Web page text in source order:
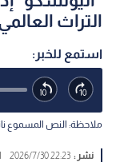
التراث
استمع للخبر:
ملاحظة: النص المسموع
نشر :22:23 2026/7/30
|